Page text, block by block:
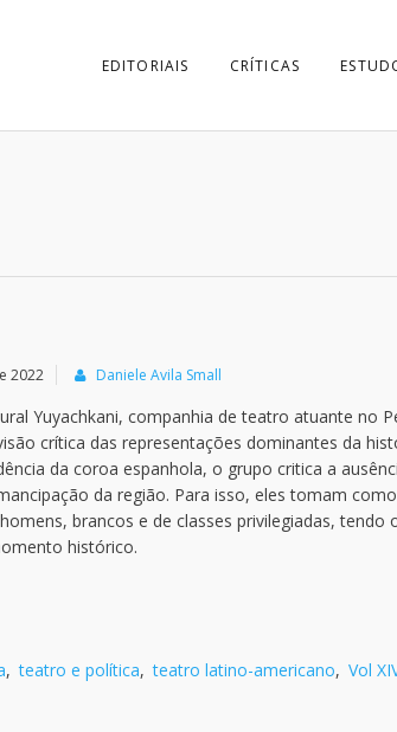
EDITORIAIS CRÍTICAS
2022 Daniele Avila Small
Yuyachkani, companhia de teatro atuante no
crítica das representações dominantes da
da coroa espanhola, o grupo critica a
da região. Para isso, eles tomam como
brancos e de classes privilegiadas, tendo
histórico.
, teatro e política, teatro latino-americano, Vol